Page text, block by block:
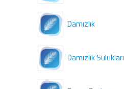
Damızlık
Damızlık Sulukları